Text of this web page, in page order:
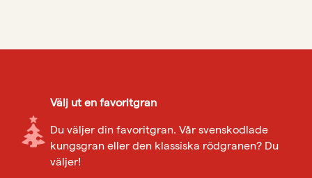
Välj ut en favoritgran
Du väljer din favoritgran. Vår svenskodlade
kungsgran eller den klassiska rödgranen? Du
väljer!